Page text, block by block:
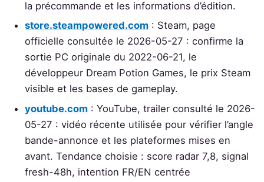
la précommande et les informations d’édition.
store.steampowered.com : Steam, page
officielle consultée le 2026-05-27 : confirme la
sortie PC originale du 2022-06-21, le
développeur Dream Potion Games, le prix Steam
visible et les bases de gameplay.
youtube.com : YouTube, trailer consulté le 2026-
05-27 : vidéo récente utilisée pour vérifier l’angle
bande-annonce et les plateformes mises en
avant. Tendance choisie : score radar 7,8, signal
fresh-48h, intention FR/EN centrée